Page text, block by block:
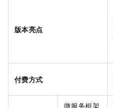
版本亮点
付费方式
微服务框架